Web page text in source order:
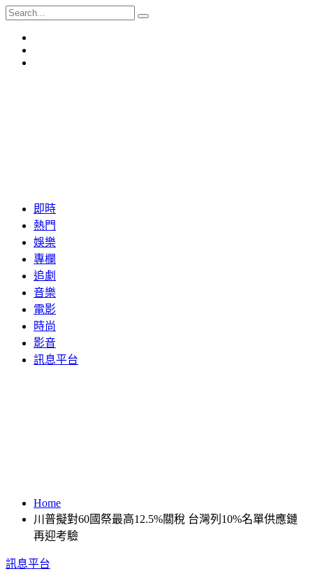
即時
熱門
娛樂
專欄
追劇
音樂
電影
時尚
影音
訊息平台
Home
川普擬對60國祭最高12.5%關稅 台灣列10%名單供應鏈
再迎考驗
訊息平台